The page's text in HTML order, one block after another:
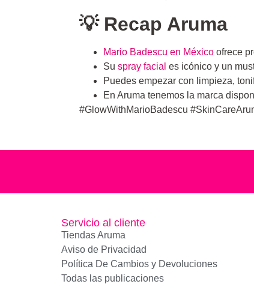
💡 Recap Aruma
Mario Badescu en México ofrece
Su spray facial es icónico y un
Puedes empezar con limpieza,
En Aruma tenemos la marca
#GlowWithMarioBadescu
Servicio al cliente
Tiendas Aruma
Aviso de Privacidad
Política De Cambios y Devoluciones
Todas las publicaciones